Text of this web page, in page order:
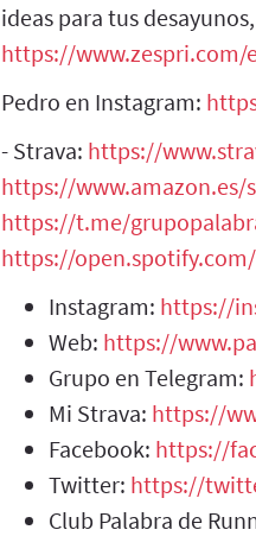
ideas para tus
https://www.zespri.com/
Pedro en Instagram:
- Strava: https://
https://
https://t.me/
https://open.spotify.com/
Instagram: https://
Web: https://
Grupo en Telegram:
Mi Strava: https://
Facebook: https://
Twitter: https://
Club Palabra de